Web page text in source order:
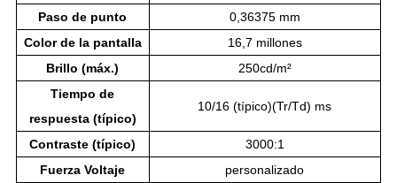
Paso de punto
0,36375 mm
Color de la pantalla
16,7 millones
Brillo (máx.)
250cd/m²
Tiempo de
respuesta (típico)
10/16 (típico)(Tr/Td) ms
Contraste (típico)
3000:1
Fuerza Voltaje
personalizado